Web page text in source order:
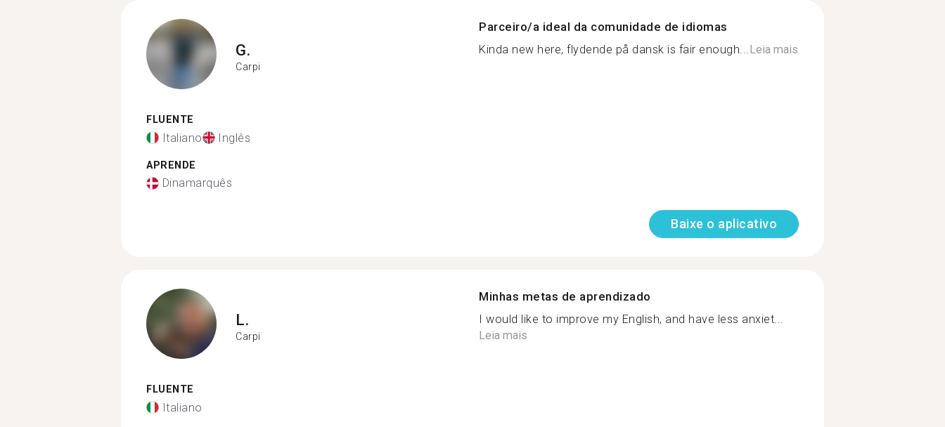
G.
Carpi
FLUENTE
Italiano Inglês
APRENDE
Dinamarquês
Parceiro/a ideal da comunidade de idiomas
Kinda new here, flydende på dansk is fair enough...Leia mais
Baixe o aplicativo
L.
Carpi
FLUENTE
Italiano
Minhas metas de aprendizado
I would like to improve my English, and have less anxiet...
Leia mais